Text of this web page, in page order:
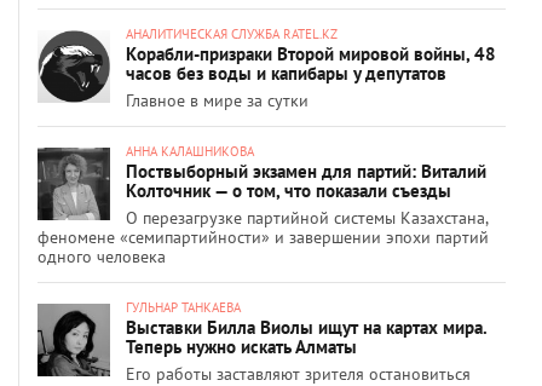
АНАЛИТИЧЕСКАЯ СЛУЖБА RATEL.KZ
Корабли-призраки Второй мировой войны, 48
часов без воды и капибары у депутатов
Главное в мире за сутки
АННА КАЛАШНИКОВА
Поствыборный экзамен для партий: Виталий
Колточник — о том, что показали съезды
О перезагрузке партийной системы Казахстана,
феномене «семипартийности» и завершении эпохи партий
одного человека
ГУЛЬНАР ТАНКАЕВА
Выставки Билла Виолы ищут на картах мира.
Теперь нужно искать Алматы
Его работы заставляют зрителя остановиться